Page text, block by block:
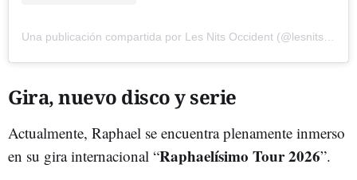
Gira, nuevo disco y serie
Actualmente, Raphael se encuentra plenamente inmerso
en su gira internacional “Raphaelísimo Tour 2026”.